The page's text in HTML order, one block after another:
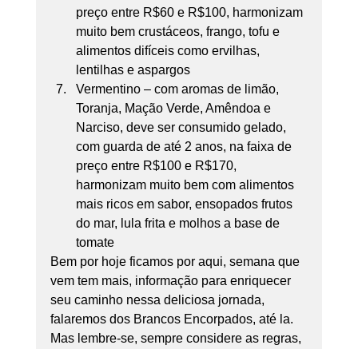
preço entre R$60 e R$100, harmonizam
muito bem crustáceos, frango, tofu e
alimentos difíceis como ervilhas,
lentilhas e aspargos
Vermentino – com aromas de limão,
Toranja, Mação Verde, Amêndoa e
Narciso, deve ser consumido gelado,
com guarda de até 2 anos, na faixa de
preço entre R$100 e R$170,
harmonizam muito bem com alimentos
mais ricos em sabor, ensopados frutos
do mar, lula frita e molhos a base de
tomate
Bem por hoje ficamos por aqui, semana que
vem tem mais, informação para enriquecer
seu caminho nessa deliciosa jornada,
falaremos dos Brancos Encorpados, até la.
Mas lembre-se, sempre considere as regras,